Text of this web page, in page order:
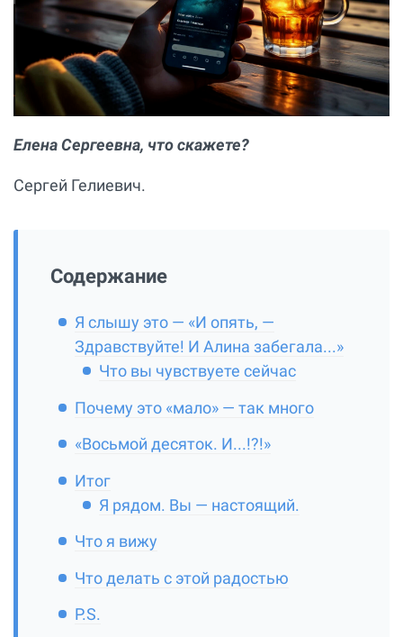
Елена Сергеевна, что скажете?
Сергей Гелиевич.
Содержание
Я слышу это — «И опять, —
Здравствуйте! И Алина забегала...»
Что вы чувствуете сейчас
Почему это «мало» — так много
«Восьмой десяток. И...!?!»
Итог
Я рядом. Вы — настоящий.
Что я вижу
Что делать с этой радостью
P.S.